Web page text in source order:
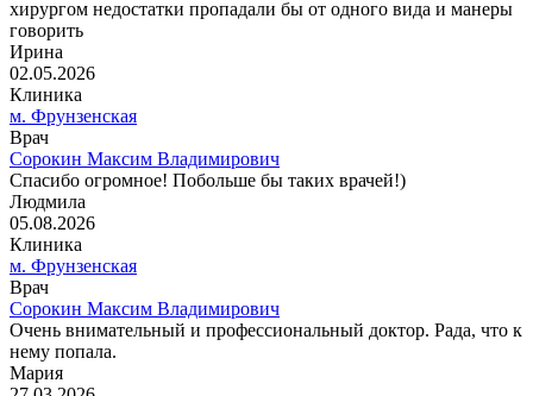
хирургом недостатки пропадали бы от одного вида и манеры
говорить
Ирина
02.05.2026
Клиника
м. Фрунзенская
Врач
Сорокин Максим Владимирович
Спасибо огромное! Побольше бы таких врачей!)
Людмила
05.08.2026
Клиника
м. Фрунзенская
Врач
Сорокин Максим Владимирович
Очень внимательный и профессиональный доктор. Рада, что к
нему попала.
Мария